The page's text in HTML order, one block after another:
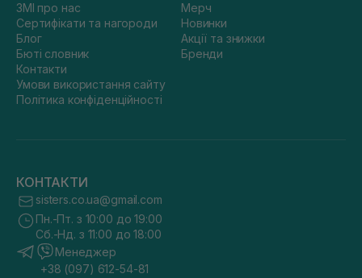
ЗМІ про нас
Сертифікати та нагороди
Блог
Бюті словник
Контакти
Умови використання сайту
Політика конфіденційності
Мерч
Новинки
Акції та знижки
Бренди
КОНТАКТИ
sisters.co.ua@gmail.com
Пн.-Пт. з 10:00 до 19:00
Сб.-Нд. з 11:00 до 18:00
Менеджер
+38 (097) 612-54-81